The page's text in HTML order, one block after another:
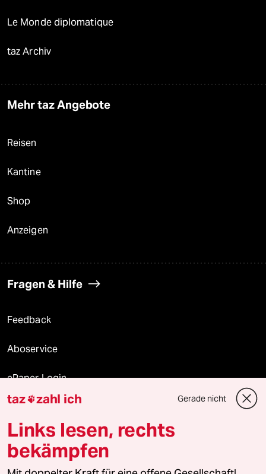
Le Monde diplomatique
taz Archiv
Mehr taz Angebote
Reisen
Kantine
Shop
Anzeigen
Fragen & Hilfe
Feedback
Aboservice
ePaper Login
Downloads für Abonnierende
© 2026 taz Verlags und Vertriebs GmbH
taz zahl ich Gerade nicht
Links lesen, rechts
bekämpfen